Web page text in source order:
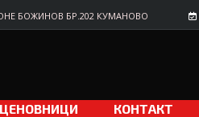
БОЖИНОВ БР.202 КУМАНОВО
ЦЕНОВНИЦИ КОНТАКТ